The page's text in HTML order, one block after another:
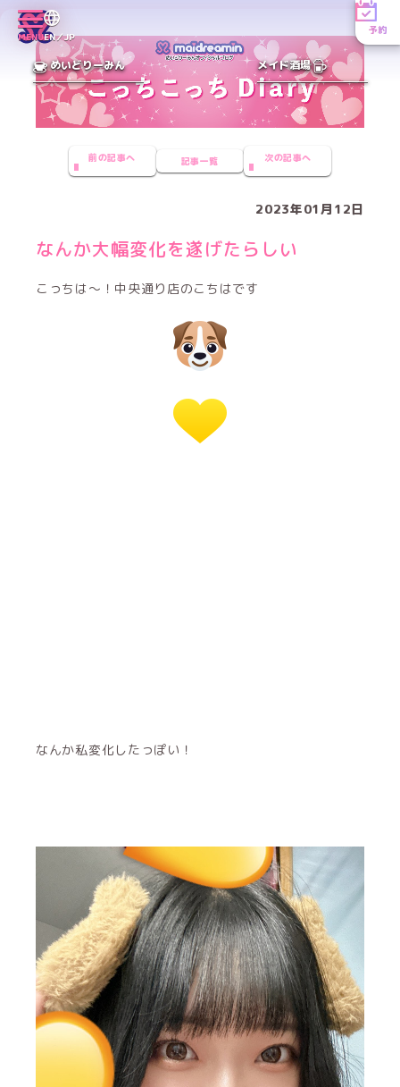
MENUEN／JP
予約
めいどりーみん メイド酒場
前の記事へ 記事一覧 次の記事へ
2023年01月12日
なんか大幅変化を遂げたらしい
こっちは〜！中央通り店のこちはです
なんか私変化したっぽい！